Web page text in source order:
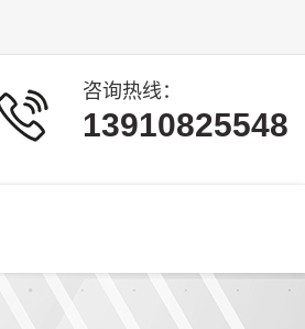
咨询热线：
13910825548